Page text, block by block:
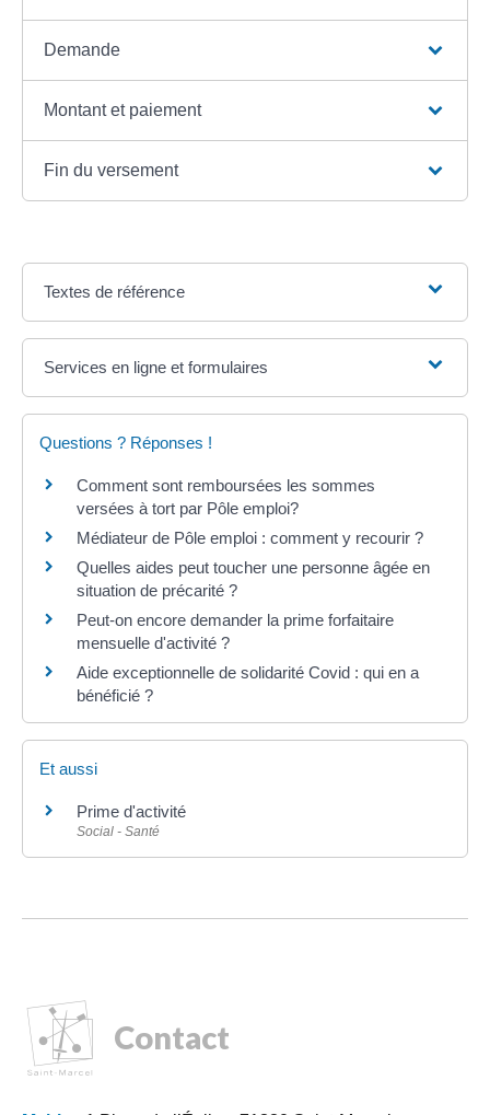
Demande
Montant et paiement
Fin du versement
Textes de référence
Services en ligne et formulaires
Questions ? Réponses !
Comment sont remboursées les sommes
versées à tort par Pôle emploi?
Médiateur de Pôle emploi : comment y recourir ?
Quelles aides peut toucher une personne âgée en
situation de précarité ?
Peut-on encore demander la prime forfaitaire
mensuelle d'activité ?
Aide exceptionnelle de solidarité Covid : qui en a
bénéficié ?
Et aussi
Prime d'activité
Social - Santé
Contact